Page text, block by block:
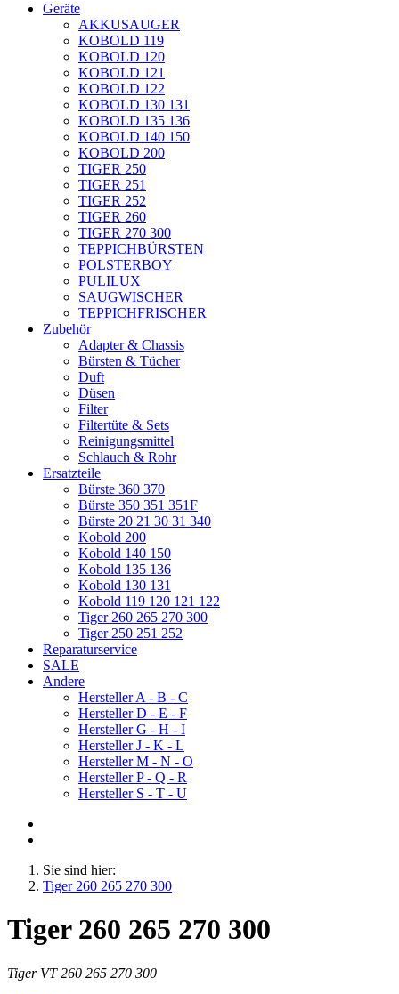
Geräte
AKKUSAUGER
KOBOLD 119
KOBOLD 120
KOBOLD 121
KOBOLD 122
KOBOLD 130 131
KOBOLD 135 136
KOBOLD 140 150
KOBOLD 200
TIGER 250
TIGER 251
TIGER 252
TIGER 260
TIGER 270 300
TEPPICHBÜRSTEN
POLSTERBOY
PULILUX
SAUGWISCHER
TEPPICHFRISCHER
Zubehör
Adapter & Chassis
Bürsten & Tücher
Duft
Düsen
Filter
Filtertüte & Sets
Reinigungsmittel
Schlauch & Rohr
Ersatzteile
Bürste 360 370
Bürste 350 351 351F
Bürste 20 21 30 31 340
Kobold 200
Kobold 140 150
Kobold 135 136
Kobold 130 131
Kobold 119 120 121 122
Tiger 260 265 270 300
Tiger 250 251 252
Reparaturservice
SALE
Andere
Hersteller A - B - C
Hersteller D - E - F
Hersteller G - H - I
Hersteller J - K - L
Hersteller M - N - O
Hersteller P - Q - R
Hersteller S - T - U
Sie sind hier:
Tiger 260 265 270 300
Tiger 260 265 270 300
Tiger VT 260 265 270 300